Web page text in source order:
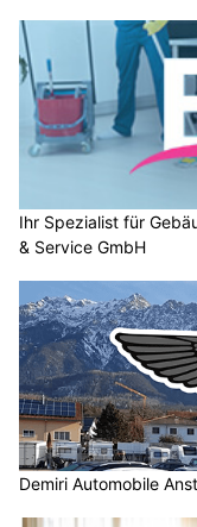
Ihr Spezialist für
& Service GmbH
Demiri Automobile